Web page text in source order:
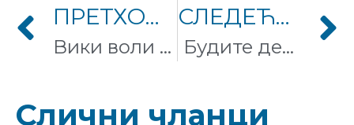
ПРЕТХОДНИ ЧЛАНАК
Вики воли спорт први пут на Википедији на српском језику!
СЛЕДЕЋИ ЧЛАНАК
Будите део уређивачког маратона Вики воли прајд!
Слични чланци